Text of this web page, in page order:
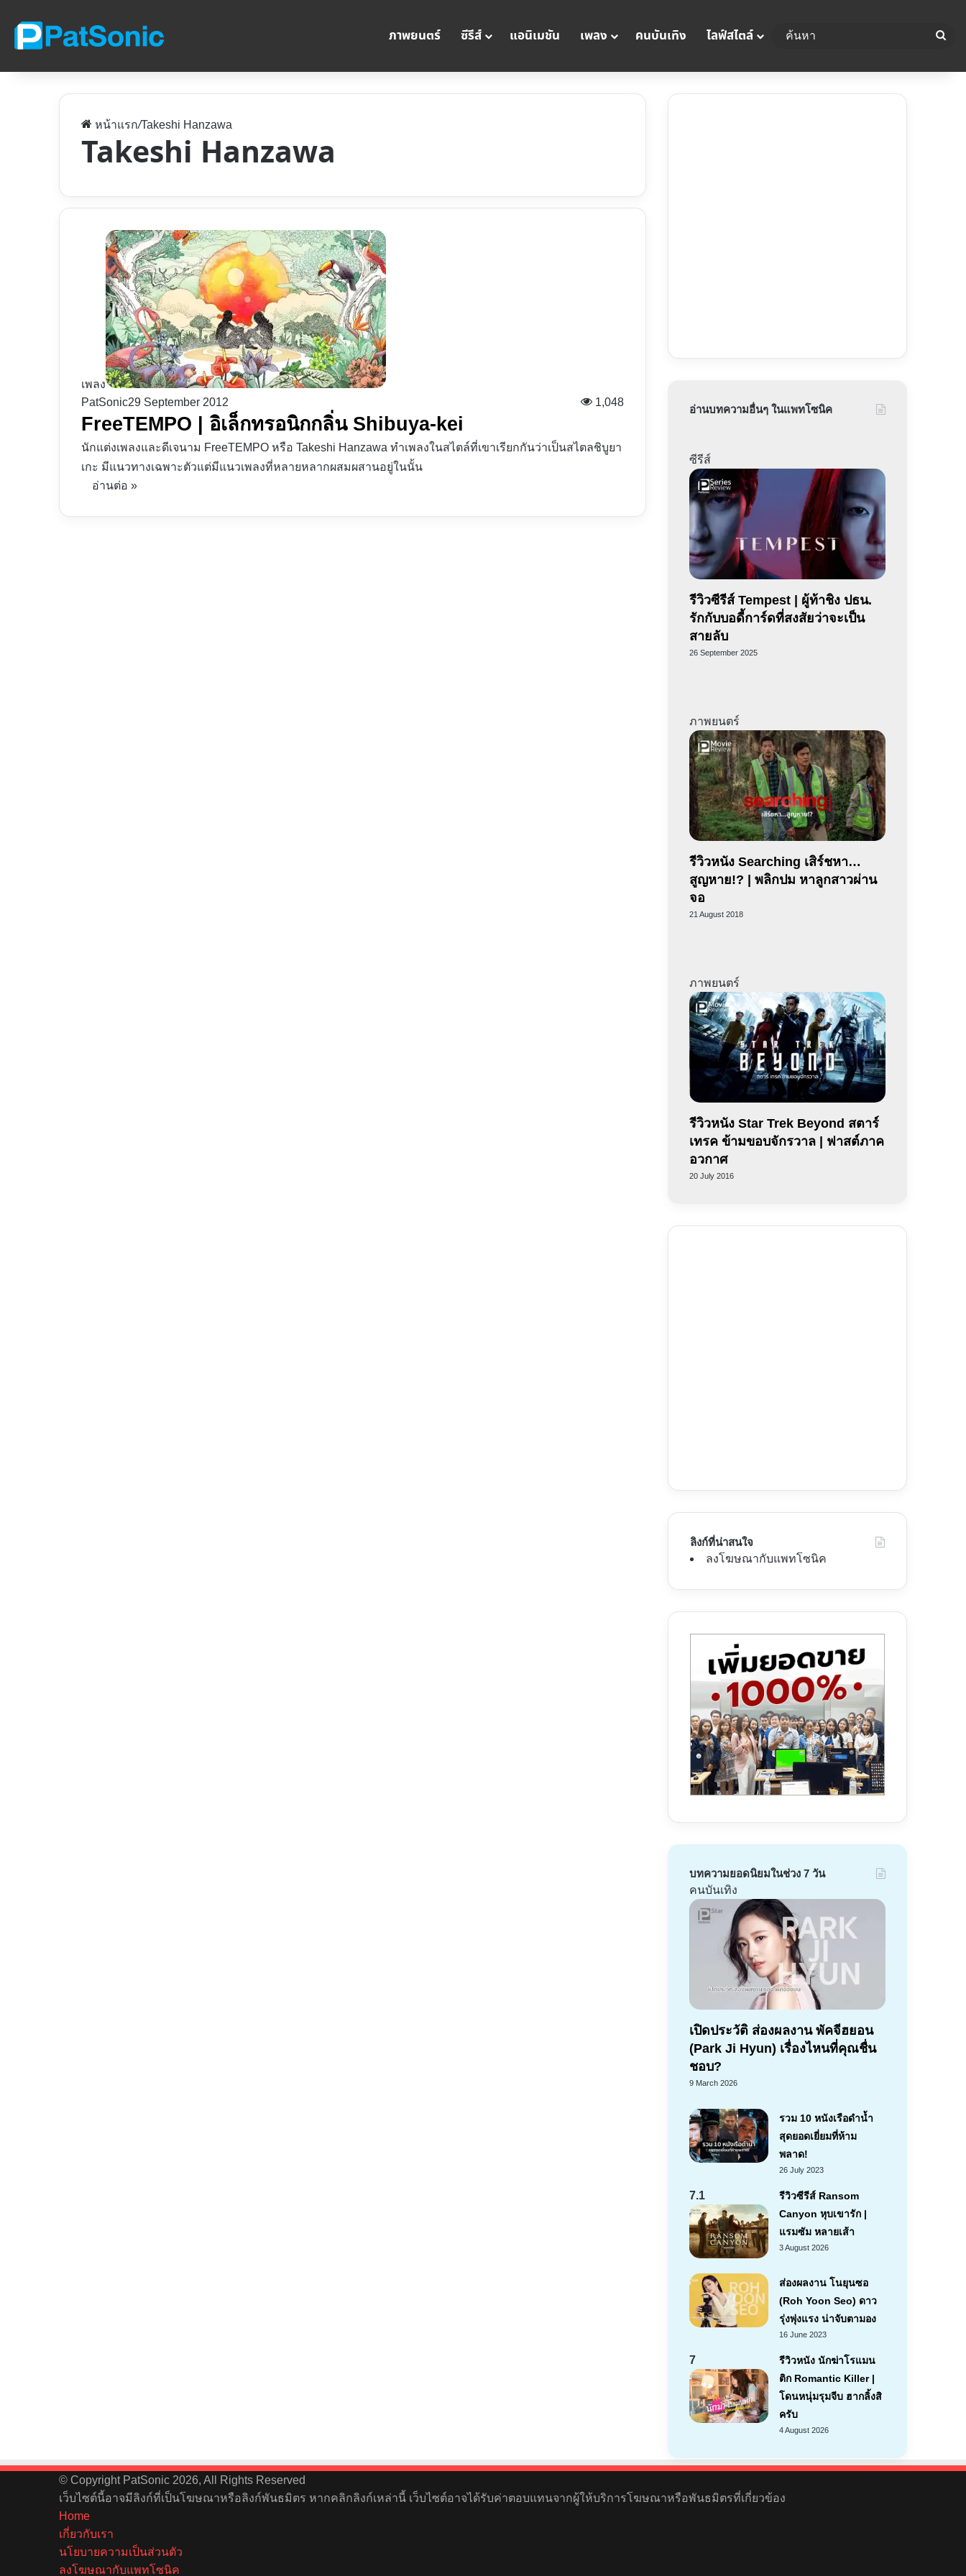
ภาพยนตร์ ซีรีส์ แอนิเมชัน เพลง คนบันเทิง ไลฟ์สไตล์
หน้าแรก/Takeshi Hanzawa
Takeshi Hanzawa
เพลง
PatSonic29 September 2012 1,048
FreeTEMPO | อิเล็กทรอนิกกลิ่น Shibuya-kei
นักแต่งเพลงและดีเจนาม FreeTEMPO หรือ Takeshi Hanzawa ทำเพลงในสไตล์ที่เขาเรียกกันว่าเป็นสไตลชิบูยา
เกะ มีแนวทางเฉพาะตัวแต่มีแนวเพลงที่หลายหลากผสมผสานอยู่ในนั้น
อ่านต่อ »
อ่านบทความอื่นๆ ในแพทโซนิค
ซีรีส์
รีวิวซีรีส์ Tempest | ผู้ท้าชิง ปธน.
รักกับบอดี้การ์ดที่สงสัยว่าจะเป็น
สายลับ
26 September 2025
ภาพยนตร์
รีวิวหนัง Searching เสิร์ชหา…
สูญหาย!? | พลิกปม หาลูกสาวผ่าน
จอ
21 August 2018
ภาพยนตร์
รีวิวหนัง Star Trek Beyond สตาร์
เทรค ข้ามขอบจักรวาล | ฟาสต์ภาค
อวกาศ
20 July 2016
ลิงก์ที่น่าสนใจ
ลงโฆษณากับแพทโซนิค
บทความยอดนิยมในช่วง 7 วัน
คนบันเทิง
เปิดประวัติ ส่องผลงาน พัคจีฮยอน
(Park Ji Hyun) เรื่องไหนที่คุณชื่น
ชอบ?
9 March 2026
รวม 10 หนังเรือดำน้ำ
สุดยอดเยี่ยมที่ห้าม
พลาด!
26 July 2023
7.1
รีวิวซีรีส์ Ransom
Canyon หุบเขารัก |
แรมซัม หลายเส้า
3 August 2026
ส่องผลงาน โนยุนซอ
(Roh Yoon Seo) ดาว
รุ่งพุ่งแรง น่าจับตามอง
16 June 2023
7
รีวิวหนัง นักฆ่าโรแมน
ติก Romantic Killer |
โดนหนุ่มรุมจีบ ฮากลิ้งสิ
ครับ
4 August 2026
© Copyright PatSonic 2026, All Rights Reserved
เว็บไซต์นี้อาจมีลิงก์ที่เป็นโฆษณาหรือลิงก์พันธมิตร หากคลิกลิงก์เหล่านี้ เว็บไซต์อาจได้รับค่าตอบแทนจากผู้ให้บริการโฆษณาหรือพันธมิตรที่เกี่ยวข้อง
Home
เกี่ยวกับเรา
นโยบายความเป็นส่วนตัว
ลงโฆษณากับแพทโซนิค